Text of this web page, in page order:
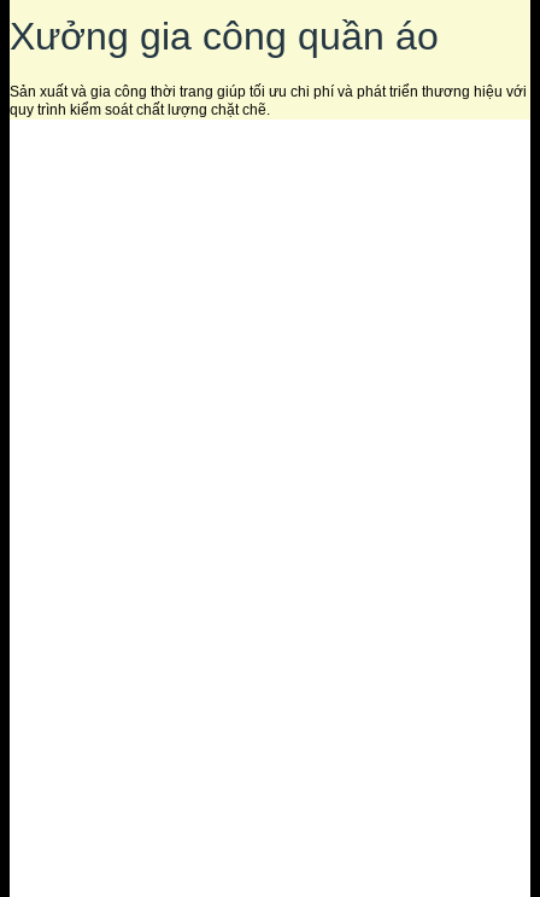
Xưởng gia công quần áo
Sản xuất và gia công thời trang giúp tối ưu chi phí và phát triển thương hiệu với
quy trình kiểm soát chất lượng chặt chẽ.